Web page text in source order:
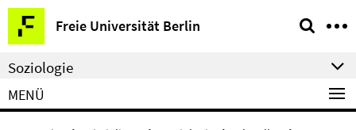
Springe
direkt
zu
Inhalt
Freie Universität Berlin
Service-
Navigation
Soziologie
MENÜ